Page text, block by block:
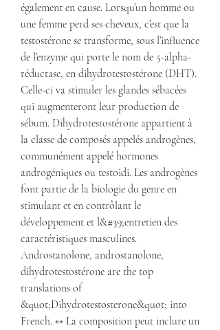
également en cause. Lorsqu’un homme ou
une femme perd ses cheveux, c’est que la
testostérone se transforme, sous l’influence
de l’enzyme qui porte le nom de 5-alpha-
réductase, en dihydrotestostérone (DHT).
Celle-ci va stimuler les glandes sébacées
qui augmenteront leur production de
sébum. Dihydrotestostérone appartient à
la classe de composés appelés androgènes,
communément appelé hormones
androgéniques ou testoidi. Les androgènes
font partie de la biologie du genre en
stimulant et en contrôlant le
développement et l&#39;entretien des
caractéristiques masculines.
Androstanolone, androstanolone,
dihydrotestostérone are the top
translations of
&quot;Dihydrotestosterone&quot; into
French. ↔ La composition peut inclure un